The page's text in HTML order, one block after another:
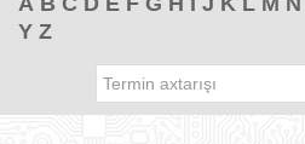
Y Z